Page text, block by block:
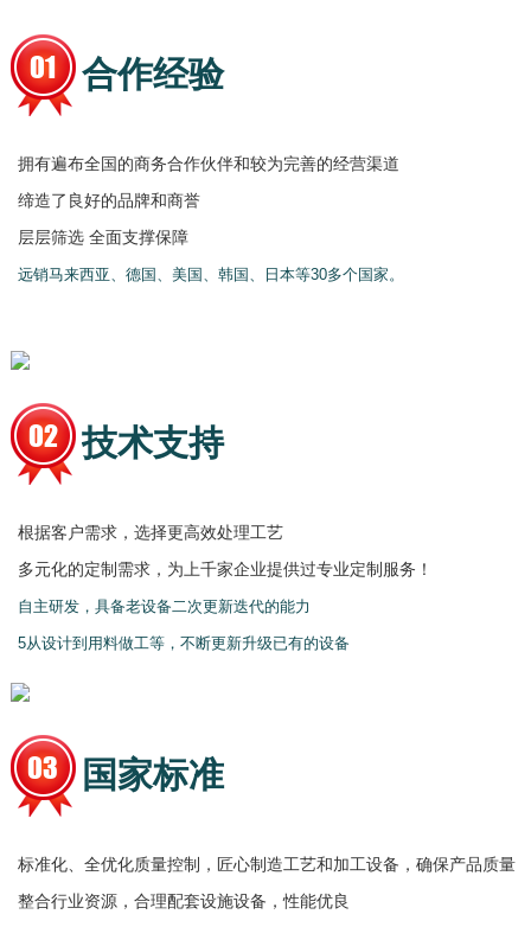
合作经验
拥有遍布全国的商务合作伙伴和较为完善的经营渠道
缔造了良好的品牌和商誉
层层筛选 全面支撑保障
远销马来西亚、德国、美国、韩国、日本等30多个国家。
技术支持
根据客户需求，选择更高效处理工艺
多元化的定制需求，为上千家企业提供过专业定制服务！
自主研发，具备老设备二次更新迭代的能力
5从设计到用料做工等，不断更新升级已有的设备
国家标准
标准化、全优化质量控制，匠心制造工艺和加工设备，确保产品质量
整合行业资源，合理配套设施设备，性能优良